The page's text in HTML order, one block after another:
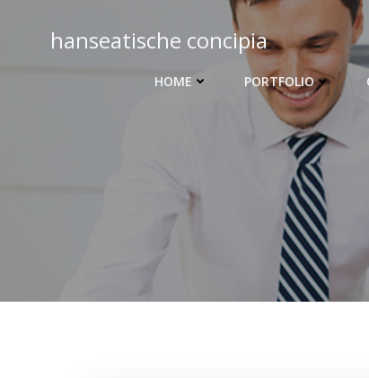
springenhanseatische concipia
HOME PORTFOLIO